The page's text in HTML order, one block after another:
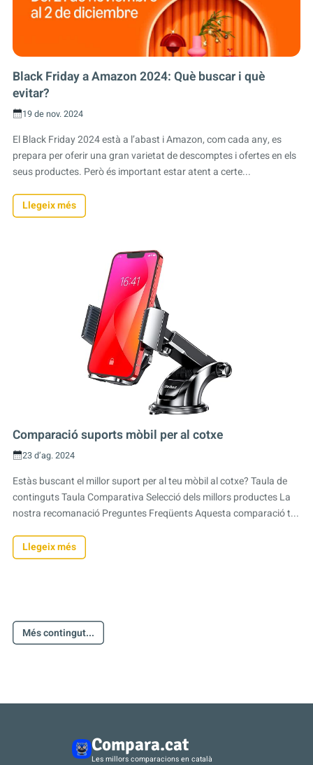
Black Friday a Amazon 2024: Què buscar i què
evitar?
19 de nov. 2024
El Black Friday 2024 està a l’abast i Amazon, com cada any, es
prepara per oferir una gran varietat de descomptes i ofertes en els
seus productes. Però és important estar atent a certe...
Llegeix més
Comparació suports mòbil per al cotxe
23 d’ag. 2024
Estàs buscant el millor suport per al teu mòbil al cotxe? Taula de
continguts Taula Comparativa Selecció dels millors productes La
nostra recomanació Preguntes Freqüents Aquesta comparació t...
Llegeix més
Més contingut...
Compara.cat
Les millors comparacions en català